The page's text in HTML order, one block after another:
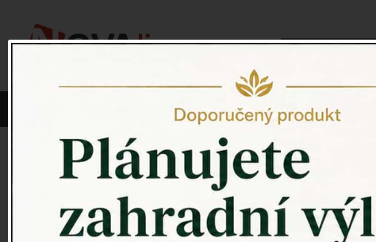
Vyberte si kategorii: NOVINKY
PÍTKO PRO PTÁKY
ZAHRADNÍ SOCHY
ZAHRADNÍ UMYVADLA
PTAČÍ BUDKY
Litinové škrabáky na boty
Venkovský